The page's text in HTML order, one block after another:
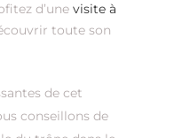
d’une visite à
toute son
de cet
conseillons de